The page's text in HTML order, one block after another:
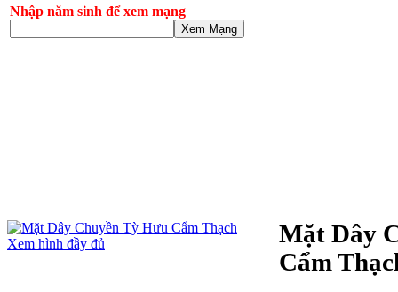
Nhập năm sinh để xem mạng
Xem Mạng
Xem hình đầy đủ
Mặt Dây
Cẩm